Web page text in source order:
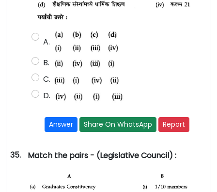
A.
B.
C.
D.
Answer Share On WhatsApp Report
35. Match the pairs - (Legislative Council) :